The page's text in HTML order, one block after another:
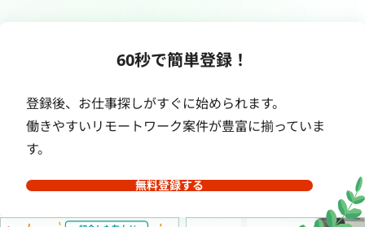
60秒で簡単登録！
登録後、お仕事探しがすぐに始められます。
働きやすいリモートワーク案件が豊富に揃っていま
す。
無料登録する